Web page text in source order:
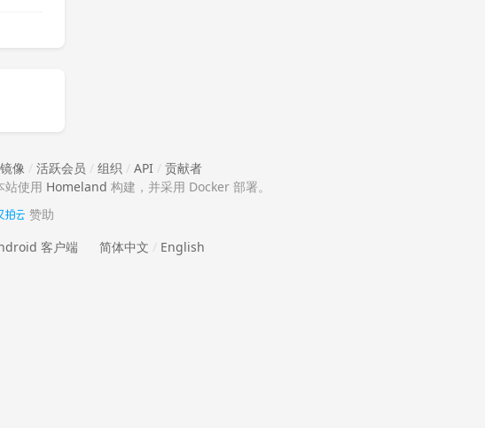
像 / 活跃会员 / 组织 / API / 贡献者
站使用 Homeland 构建，并采用 Docker 部署。
赞助
客户端 简体中文 / English